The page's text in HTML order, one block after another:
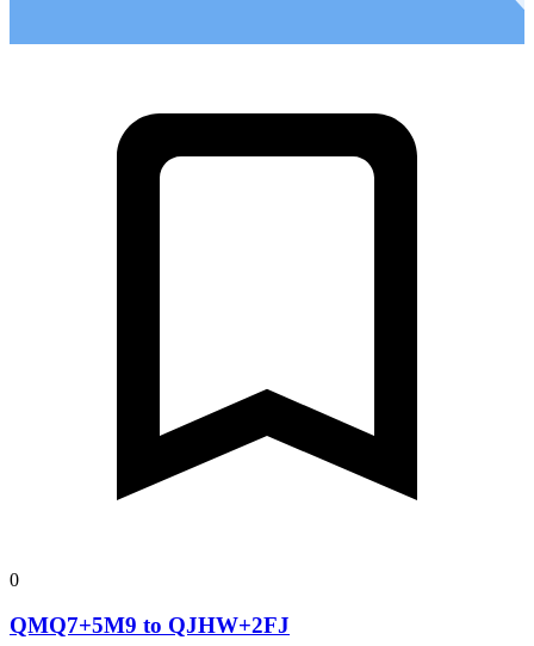
0
QMQ7+5M9 to QJHW+2FJ